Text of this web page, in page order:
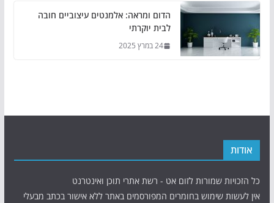
הדום ומראה: אלמנטים עיצוביים חובה
לבית יוקרתי
24 במרץ 2025
אודות
כל הזכויות שמורות לזום אט - רשת אתרי תוכן ואינטרנט
אין לעשות שימוש בחומרים המפורסמים באתר ללא אישור בכתב מבעלי